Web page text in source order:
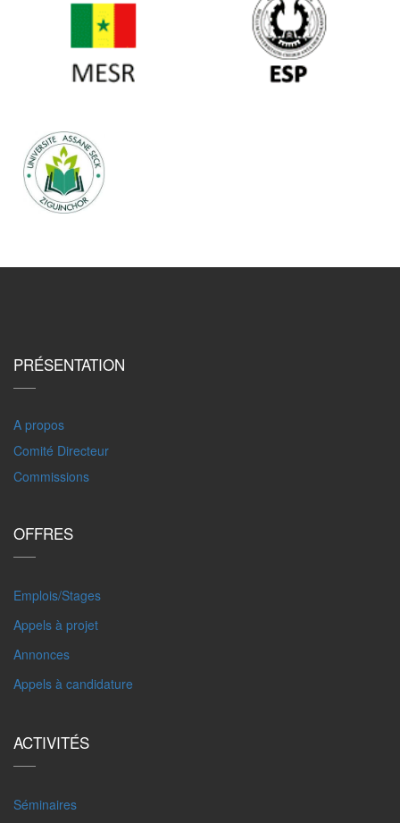
PRÉSENTATION
A propos
Comité Directeur
Commissions
OFFRES
Emplois/Stages
Appels à projet
Annonces
Appels à candidature
ACTIVITÉS
Séminaires